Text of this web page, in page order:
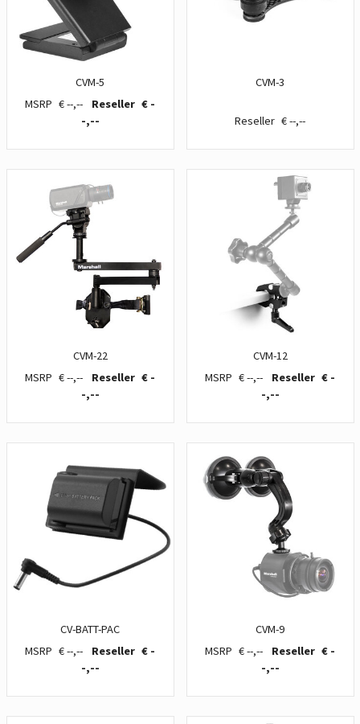
CVM-5
€ --,--
€ -
-,--
CVM-3
€ --,--
CVM-22
€ --,--
€ -
-,--
CVM-12
€ --,--
€ -
-,--
CV-BATT-PAC
€ --,--
€ -
-,--
CVM-9
€ --,--
€ -
-,--